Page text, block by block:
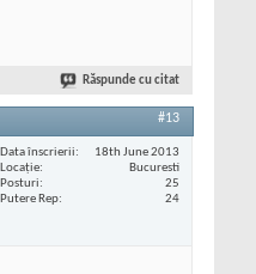
Răspunde cu citat
#13
Data înscrierii
18th June 2013
Locaţie
Bucuresti
Posturi
25
Putere Rep
24